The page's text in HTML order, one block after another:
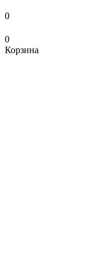
0
0
Корзина